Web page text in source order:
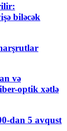
biləcək
və
optik xətlə
dan 5 avqust